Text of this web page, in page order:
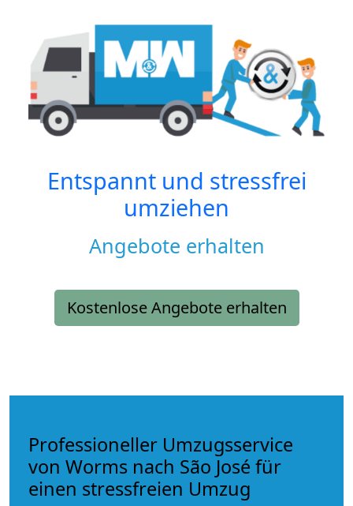
Entspannt und stressfrei
umziehen
Angebote erhalten
Kostenlose Angebote erhalten
Professioneller Umzugsservice
von Worms nach São José für
einen stressfreien Umzug